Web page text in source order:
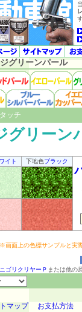
グリーンパール
ッチ
グリーン
イト 下地色ブラック
※画面上の色標サンプルと実
ゴリクリヤーＰ または他の
マップ お支払方法